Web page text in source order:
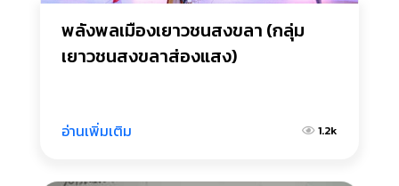
พลังพลเมืองเยาวชนสงขลา (กลุ่ม
เยาวชนสงขลาส่องแสง)
อ่านเพิ่มเติม 1.2k